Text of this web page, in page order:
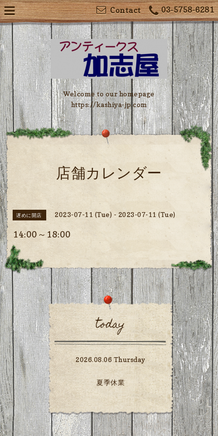
03-5758-6281
Contact
Welcome to our homepage
https://kashiya-jp.com
店舗カレンダー
遅めに開店 2023-07-11 (Tue) - 2023-07-11 (Tue)
14:00～18:00
today
2026.08.06 Thursday
夏季休業